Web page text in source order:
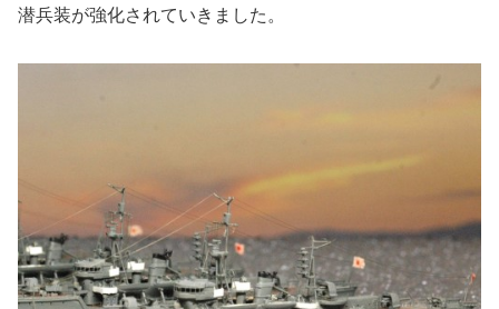
潜兵装が強化されていきました。